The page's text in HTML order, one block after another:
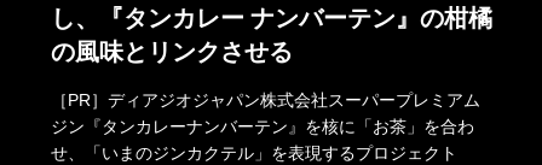
し、『タンカレー ナンバーテン』の柑橘
の風味とリンクさせる
［PR］ディアジオジャパン株式会社スーパープレミアム
ジン『タンカレーナンバーテン』を核に「お茶」を合わ
せ、「いまのジンカクテル」を表現するプロジェクト